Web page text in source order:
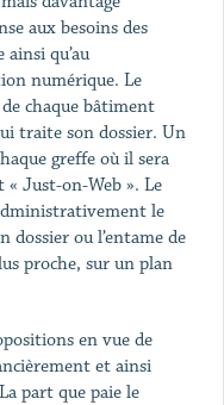
aux besoins des
qu’au
numérique. Le
chaque bâtiment
traite son dossier. Un
greffe où il sera
Just-on-Web ». Le
le
dossier ou l’entame de
proche, sur un plan
en vue de
et ainsi
part que paie le